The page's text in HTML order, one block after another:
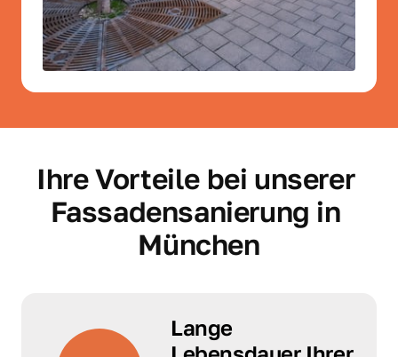
Ihre Vorteile bei unserer
Fassadensanierung in
München
Lange